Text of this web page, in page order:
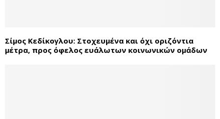
Σίμος Κεδίκογλου: Στοχευμένα και όχι οριζόντια
μέτρα, προς όφελος ευάλωτων κοινωνικών ομάδων